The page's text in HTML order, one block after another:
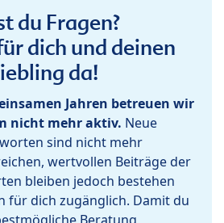
du Fragen?
dich und deinen
da!
Jahren betreuen wir
nicht mehr aktiv. Neue
sind nicht mehr
wertvollen Beiträge der
bleiben jedoch bestehen
für dich zugänglich. Damit du